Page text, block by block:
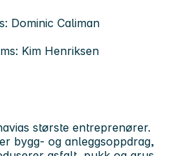
: Dominic Caliman
: Kim Henriksen
største entreprenører.
bygg- og anleggsoppdrag,